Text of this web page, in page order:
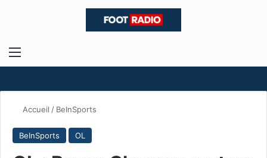
Menu
Accueil / BeInSports
BeInSports OL